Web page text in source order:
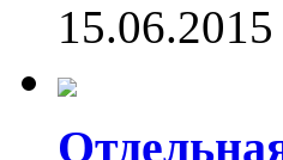
15.06.2015